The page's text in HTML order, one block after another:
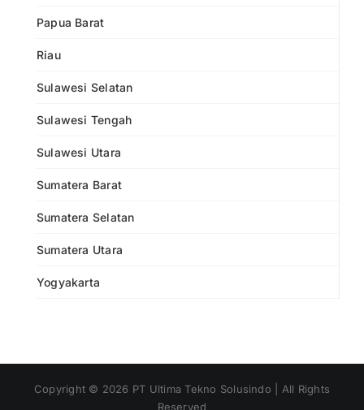
Papua Barat
Riau
Sulawesi Selatan
Sulawesi Tengah
Sulawesi Utara
Sumatera Barat
Sumatera Selatan
Sumatera Utara
Yogyakarta
Copyright © 2026 PT Ultima Tekno Solusindo | All Rights
Reserved